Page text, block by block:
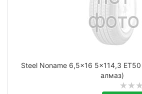
Steel Noname 6,5x16 5x114,3
алмаз)